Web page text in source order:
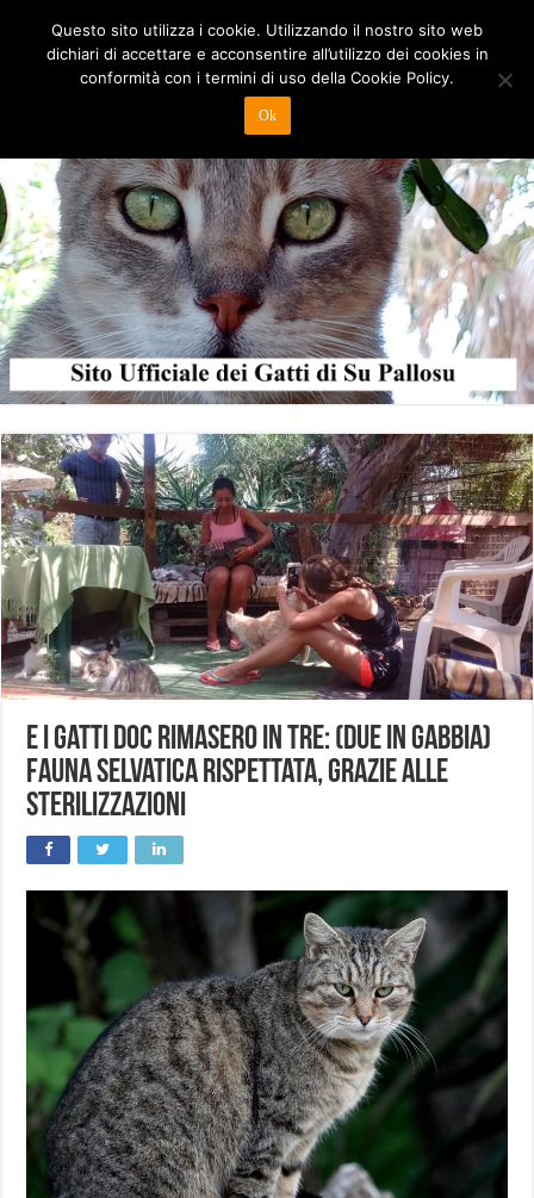
E i gatti doc rimasero in tre: (due in gabbia)
fauna selvatica rispettata, grazie alle
sterilizzazioni
Questo sito utilizza i cookie. Utilizzando il nostro sito web
dichiari di accettare e acconsentire all’utilizzo dei cookies in
conformità con i termini di uso della Cookie Policy.
Ok